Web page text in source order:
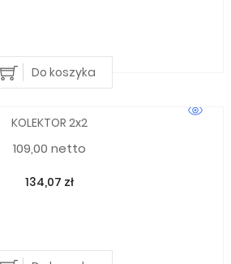
Do koszyka
KOLEKTOR 2x2
109,00 netto
134,07 zł